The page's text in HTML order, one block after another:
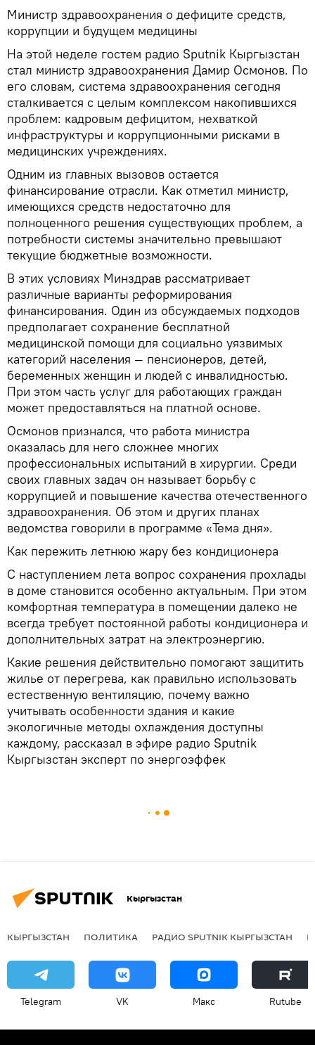
Министр здравоохранения о дефиците средств,
коррупции и будущем медицины
На этой неделе гостем радио Sputnik Кыргызстан
стал министр здравоохранения Дамир Осмонов. По
его словам, система здравоохранения сегодня
сталкивается с целым комплексом накопившихся
проблем: кадровым дефицитом, нехваткой
инфраструктуры и коррупционными рисками в
медицинских учреждениях.
Одним из главных вызовов остается
финансирование отрасли. Как отметил министр,
имеющихся средств недостаточно для
полноценного решения существующих проблем, а
потребности системы значительно превышают
текущие бюджетные возможности.
В этих условиях Минздрав рассматривает
различные варианты реформирования
финансирования. Один из обсуждаемых подходов
предполагает сохранение бесплатной
медицинской помощи для социально уязвимых
категорий населения — пенсионеров, детей,
беременных женщин и людей с инвалидностью.
При этом часть услуг для работающих граждан
может предоставляться на платной основе.
Осмонов признался, что работа министра
оказалась для него сложнее многих
профессиональных испытаний в хирургии. Среди
своих главных задач он называет борьбу с
коррупцией и повышение качества отечественного
здравоохранения. Об этом и других планах
ведомства говорили в программе «Тема дня».
Как пережить летнюю жару без кондиционера
С наступлением лета вопрос сохранения прохлады
в доме становится особенно актуальным. При этом
комфортная температура в помещении далеко не
всегда требует постоянной работы кондиционера и
дополнительных затрат на электроэнергию.
Какие решения действительно помогают защитить
жилье от перегрева, как правильно использовать
естественную вентиляцию, почему важно
учитывать особенности здания и какие
экологичные методы охлаждения доступны
каждому, рассказал в эфире радио Sputnik
Кыргызстан эксперт по энергоэффек
Кыргызстан
КЫРГЫЗСТАН ПОЛИТИКА РАДИО SPUTNIK КЫРГЫЗСТАН
Telegram VK Макс Rutube